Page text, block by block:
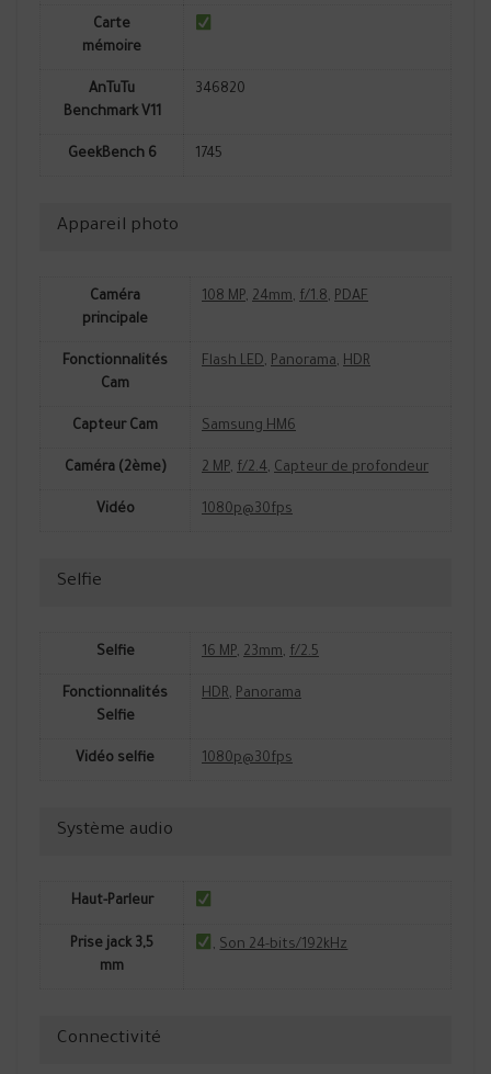
Carte
mémoire
AnTuTu
Benchmark V11
346820
GeekBench 6 1745
Appareil photo
Caméra
principale
108 MP, 24mm, f/1.8, PDAF
Fonctionnalités
Cam
Flash LED, Panorama, HDR
Capteur Cam Samsung HM6
Caméra (2ème) 2 MP, f/2.4, Capteur de profondeur
Vidéo 1080p@30fps
Selfie
Selfie 16 MP, 23mm, f/2.5
Fonctionnalités
Selfie
HDR, Panorama
Vidéo selfie 1080p@30fps
Système audio
Haut-Parleur
Prise jack 3,5
mm
,Son 24-bits/192kHz
Connectivité